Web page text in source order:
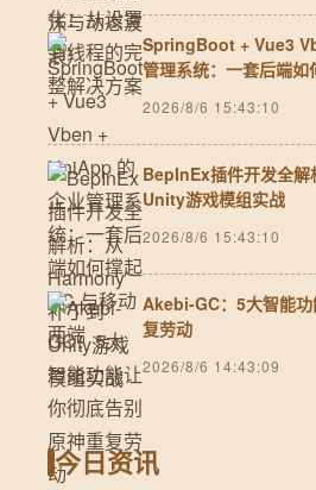
SpringBoot + Vue3
管理系统：一套后端
2026/8/6 15:43:10
BepInEx插件开发全
Unity游戏模组实战
2026/8/6 15:43:10
Akebi-GC：5大智能
复劳动
2026/8/6 14:43:09
今日资讯